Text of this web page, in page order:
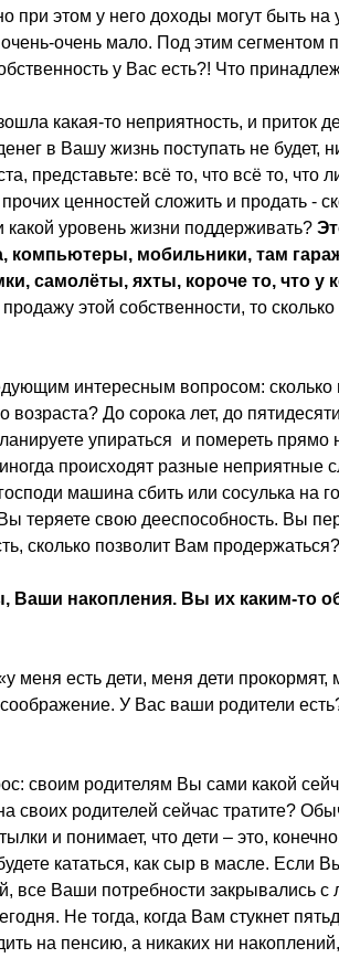
при этом у него доходы могут быть на
очень мало. Под этим сегментом
у Вас есть?! Что
какая-то неприятность, и приток
в Вашу жизнь поступать не будет,
представьте: всё то, что всё то, что
ценностей сложить и продать -
уровень жизни поддерживать?
компьютеры, мобильники, там
самолёты, яхты, короче то, что у
продажу этой собственности, то
интересным вопросом:
возраста? До сорока лет, до
упираться и помереть
происходят разные неприятные
машина сбить или сосулька на
теряете свою дееспособность. Вы
сколько позволит Вам продержаться?
Ваши накопления. Вы их каким-то
меня есть дети, меня дети
соображение. У Вас ваши родители
своим родителям Вы сами какой
своих родителей сейчас тратите?
и понимает, что дети – это,
кататься, как сыр в масле. Если
все Ваши потребности закрывались с
Не тогда, когда Вам стукнет
на пенсию, а никаких ни